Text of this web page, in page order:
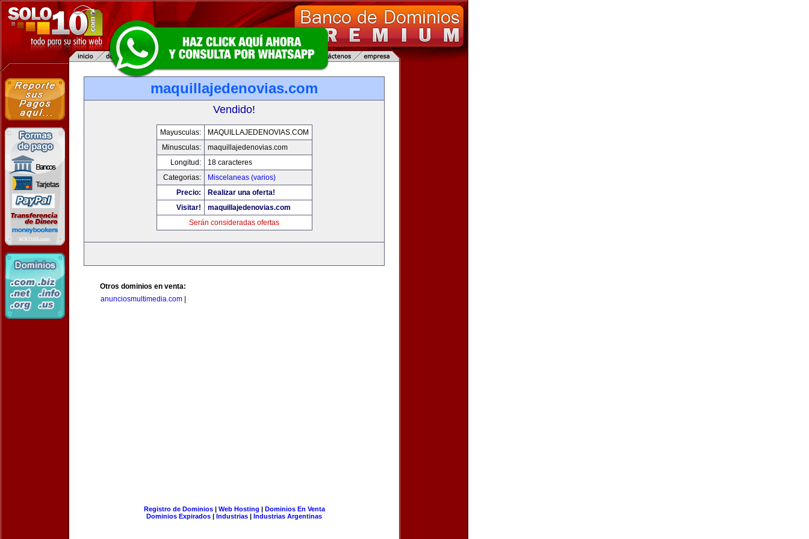
maquillajedenovias.com
Vendido!
Mayusculas:
MAQUILLAJEDENOVIAS.COM
Minusculas:
maquillajedenovias.com
Longitud:
18 caracteres
Categorias:
Miscelaneas (varios)
Precio:
Realizar una oferta!
Visitar!
maquillajedenovias.com
Serán consideradas ofertas
Otros dominios en venta:
anunciosmultimedia.com|
Registro de Dominios| Web Hosting | Dominios En Venta
Dominios Expirados | Industrias | Industrias Argentinas